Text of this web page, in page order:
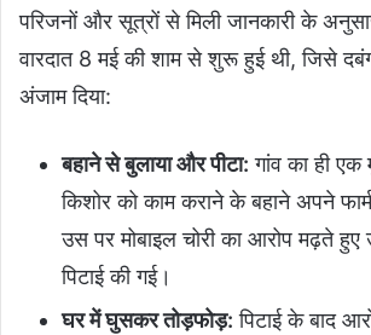
परिजनों और सूत्रों से मिली जानकारी के
वारदात 8 मई की शाम से शुरू हुई थी, जिसे
अंजाम दिया:
बहाने से बुलाया और पीटा: गांव का ही एक
किशोर को काम कराने के बहाने अपने
उस पर मोबाइल चोरी का आरोप मढ़ते
पिटाई की गई।
घर में घुसकर तोड़फोड़: पिटाई के बाद